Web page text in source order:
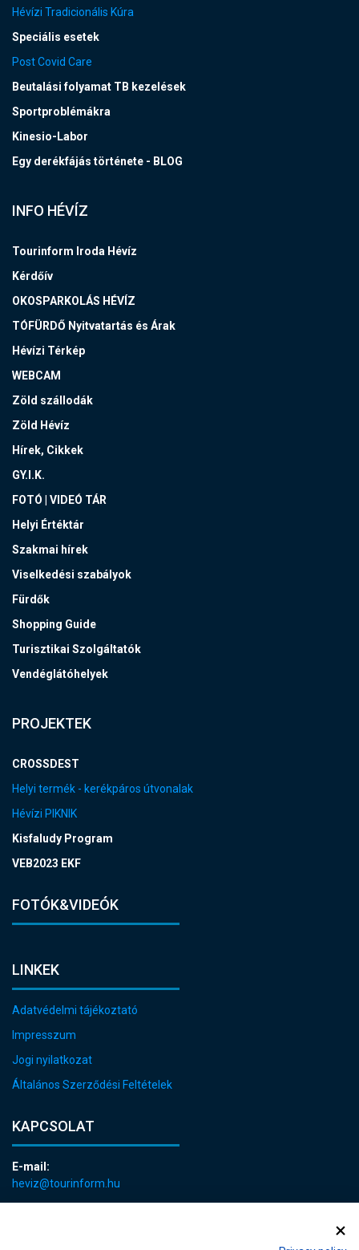
Hévízi Tradicionális Kúra
Speciális esetek
Post Covid Care
Beutalási folyamat TB kezelések
Sportproblémákra
Kinesio-Labor
Egy derékfájás története - BLOG
INFO HÉVÍZ
Tourinform Iroda Hévíz
Kérdőív
OKOSPARKOLÁS HÉVÍZ
TÓFÜRDŐ Nyitvatartás és Árak
Hévízi Térkép
WEBCAM
Zöld szállodák
Zöld Hévíz
Hírek, Cikkek
GY.I.K.
FOTÓ | VIDEÓ TÁR
Helyi Értéktár
Szakmai hírek
Viselkedési szabályok
Fürdők
Shopping Guide
Turisztikai Szolgáltatók
Vendéglátóhelyek
PROJEKTEK
CROSSDEST
Helyi termék - kerékpáros útvonalak
Hévízi PIKNIK
Kisfaludy Program
VEB2023 EKF
FOTÓK&VIDEÓK
LINKEK
Adatvédelmi tájékoztató
Impresszum
Jogi nyilatkozat
Általános Szerződési Feltételek
KAPCSOLAT
E-mail:
heviz@tourinform.hu